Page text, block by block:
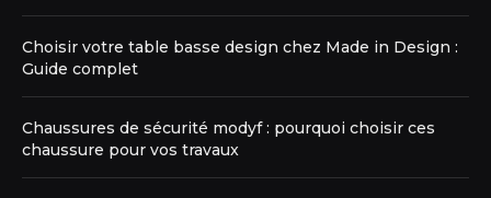
Choisir votre table basse design chez Made in Design :
Guide complet
Chaussures de sécurité modyf : pourquoi choisir ces
chaussure pour vos travaux